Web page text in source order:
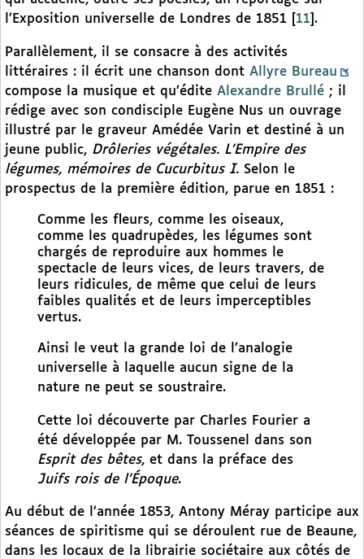
l’Exposition universelle de Londres de 1851
11 .
Parallèlement, il se consacre à des activités
littéraires : il écrit une chanson dont Allyre Bureau
compose la musique et qu’édite Alexandre Brullé ; il
rédige avec son condisciple Eugène Nus un ouvrage
illustré par le graveur Amédée Varin et destiné à un
jeune public, Drôleries végétales. L’Empire des
légumes, mémoires de Cucurbitus I. Selon le
prospectus de la première édition, parue en 1851 :
Comme les fleurs, comme les oiseaux,
comme les quadrupèdes, les légumes sont
chargés de reproduire aux hommes le
spectacle de leurs vices, de leurs travers, de
leurs ridicules, de même que celui de leurs
faibles qualités et de leurs imperceptibles
vertus.
Ainsi le veut la grande loi de l’analogie
universelle à laquelle aucun signe de la
nature ne peut se soustraire.
Cette loi découverte par Charles Fourier a
été développée par M. Toussenel dans son
Esprit des bêtes, et dans la préface des
Juifs rois de l’Époque.
Au début de l’année 1853, Antony Méray participe aux
séances de spiritisme qui se déroulent rue de Beaune,
dans les locaux de la librairie sociétaire aux côtés de